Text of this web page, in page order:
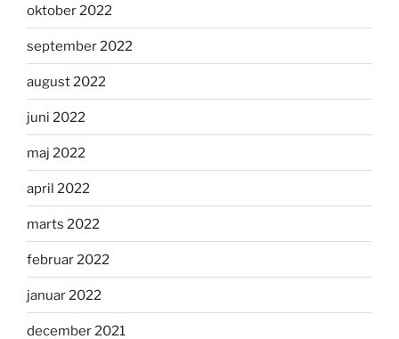
oktober 2022
september 2022
august 2022
juni 2022
maj 2022
april 2022
marts 2022
februar 2022
januar 2022
december 2021